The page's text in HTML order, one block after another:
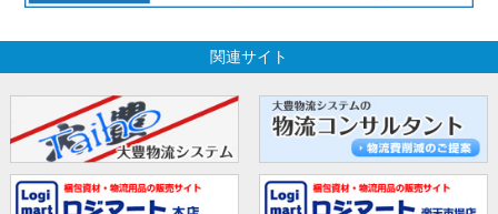
関連サイト